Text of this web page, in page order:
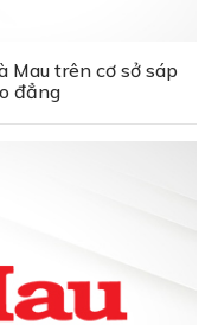
Mau trên cơ sở sáp
đẳng